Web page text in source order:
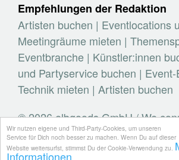
Wir nutzen eigene und Third-Party-Cookies, um unseren
Service für Dich noch besser zu machen. Wenn Du auf dieser
Website weitersurfst, stimmst Du der Cookie-Verwendung zu.
Informationen
Empfehlungen der Redaktion
Artisten buchen | Eventlocations
Meetingräume mieten |
Eventbranche | Künstler:innen
und Partyservice buchen |
Technik mieten | Artisten buchen
© 2026 elbgoods GmbH / We
industry / Medienvielfalt für die
Eventbranchenbuch, Blog,